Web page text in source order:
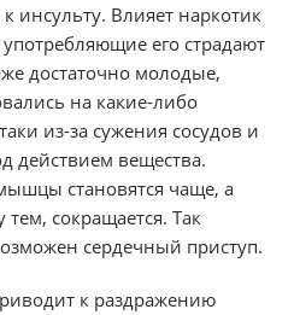
инсульту. Влияет наркотик
его страдают
достаточно молодые,
на какие-либо
из-за сужения сосудов и
действием вещества.
становятся чаще, а
сокращается. Так
сердечный приступ.
к раздражению